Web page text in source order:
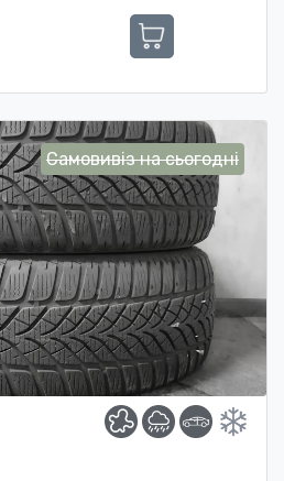
Самовивіз на сьогодні